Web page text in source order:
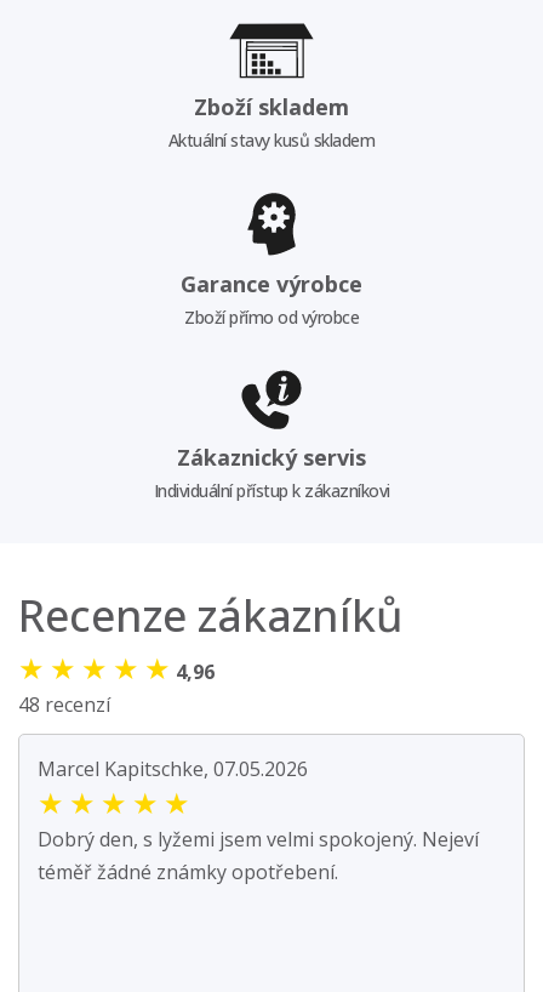
Zboží skladem
Aktuální stavy kusů skladem
Garance výrobce
Zboží přímo od výrobce
Zákaznický servis
Individuální přístup k zákazníkovi
Recenze zákazníků
★ ★ ★ ★ ★ 4,96
48 recenzí
Marcel Kapitschke, 07.05.2026
★ ★ ★ ★ ★
Dobrý den, s lyžemi jsem velmi spokojený. Nejeví
téměř žádné známky opotřebení.